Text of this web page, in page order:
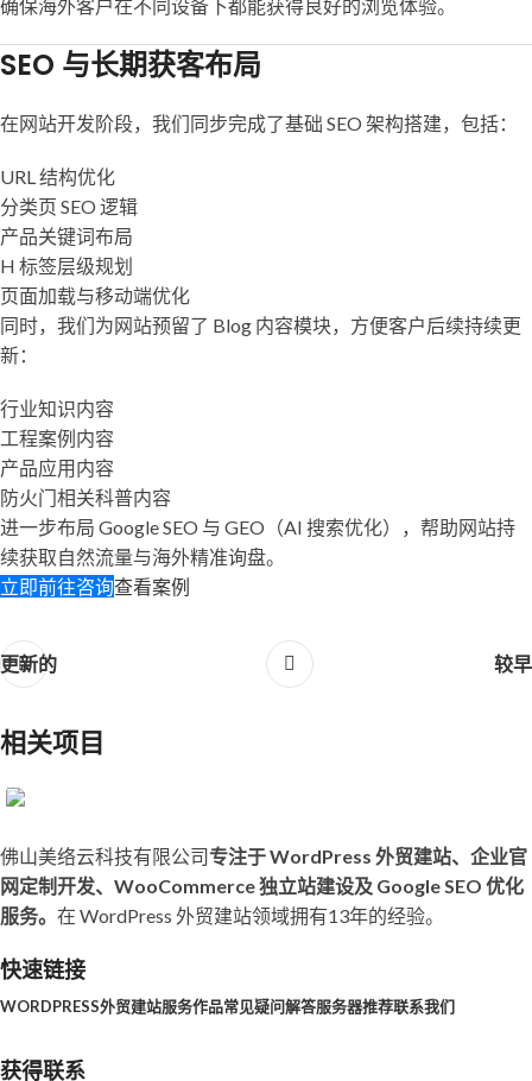
确保海外客户在不同设备下都能获得良好的浏览体验。
SEO 与长期获客布局
在网站开发阶段，我们同步完成了基础 SEO 架构搭建，包括：
URL 结构优化
分类页 SEO 逻辑
产品关键词布局
H 标签层级规划
页面加载与移动端优化
同时，我们为网站预留了 Blog 内容模块，方便客户后续持续更
新：
行业知识内容
工程案例内容
产品应用内容
防火门相关科普内容
进一步布局 Google SEO 与 GEO（AI 搜索优化），帮助网站持
续获取自然流量与海外精准询盘。
立即前往咨询查看案例
更新的 较早
相关项目
B2B
定制促销礼品企业官网建设案例
佛山美络云科技有限公司 专注于 WordPress 外贸建站、企业官
网定制开发、WooCommerce 独立站建设及 Google SEO 优化
服务。 在 WordPress 外贸建站领域拥有13年的经验。
快速链接
WORDPRESS外贸建站服务作品常见疑问解答服务器推荐联系我们
获得联系